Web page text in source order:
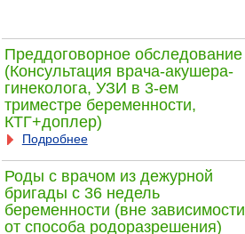
Преддоговорное обследование
(Консультация врача-акушера-
гинеколога, УЗИ в 3-ем
триместре беременности,
КТГ+доплер)
Подробнее
Роды с врачом из дежурной
бригады с 36 недель
беременности (вне зависимости
от способа родоразрешения)